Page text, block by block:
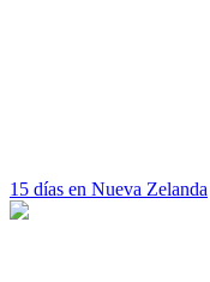
15 días en Nueva Zelanda